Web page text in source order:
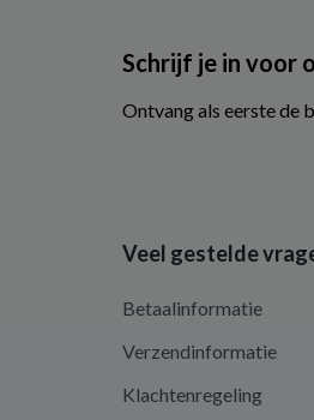
Schrijf je in voor
Ontvang als eerste de
Veel gestelde
Betaalinformatie
Verzendinformatie
Klachtenregeling